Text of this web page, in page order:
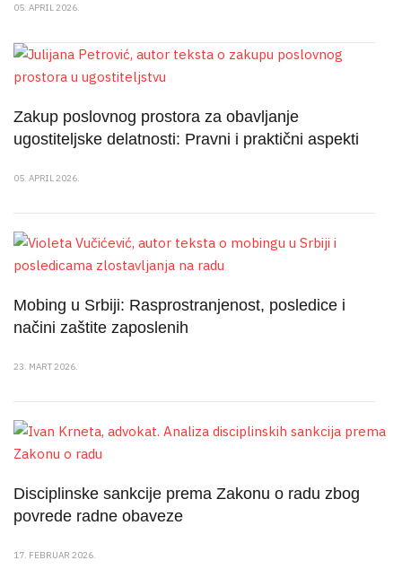
05. APRIL 2026.
Zakup poslovnog prostora za obavljanje
ugostiteljske delatnosti: Pravni i praktični aspekti
05. APRIL 2026.
Mobing u Srbiji: Rasprostranjenost, posledice i
načini zaštite zaposlenih
23. MART 2026.
Disciplinske sankcije prema Zakonu o radu zbog
povrede radne obaveze
17. FEBRUAR 2026.